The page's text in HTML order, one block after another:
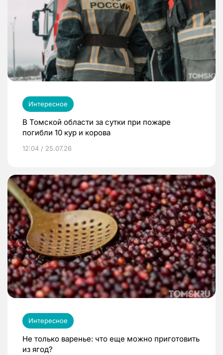
Интересное
В Томской области за сутки при пожаре
погибли 10 кур и корова
12:04 / 25.07.26
Интересное
Не только варенье: что еще можно приготовить
из ягод?